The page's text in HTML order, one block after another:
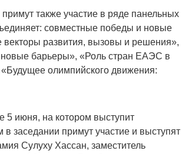
также участие в ряде панельных
совместные победы и новые
развития, вызовы и решения»,
барьеры», «Роль стран ЕАЭС в
олимпийского движения:
5 июня, на котором выступит
заседании примут участие и выступят
Сулуху Хассан, заместитель